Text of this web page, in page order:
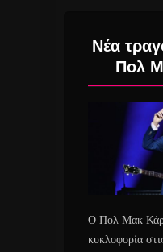
Νέα
Πολ
Ο Πολ Μακ
κυκλοφορία